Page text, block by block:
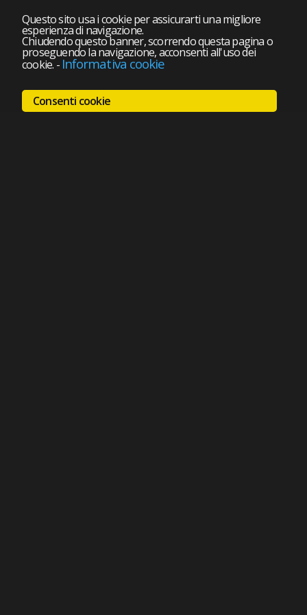
Questo sito usa i cookie per assicurarti una migliore
esperienza di navigazione.
Chiudendo questo banner, scorrendo questa pagina o
proseguendo la navigazione, acconsenti all'uso dei
cookie. - Informativa cookie
Consenti cookie